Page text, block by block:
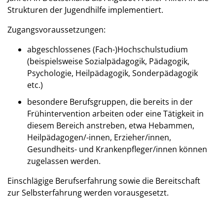
Strukturen der Jugendhilfe implementiert.
Zugangsvoraussetzungen:
abgeschlossenes (Fach-)Hochschulstudium
(beispielsweise Sozialpädagogik, Pädagogik,
Psychologie, Heilpädagogik, Sonderpädagogik
etc.)
besondere Berufsgruppen, die bereits in der
Frühintervention arbeiten oder eine Tätigkeit in
diesem Bereich anstreben, etwa Hebammen,
Heilpädagogen/-innen, Erzieher/innen,
Gesundheits- und Krankenpfleger/innen können
zugelassen werden.
Einschlägige Berufserfahrung sowie die Bereitschaft
zur Selbsterfahrung werden vorausgesetzt.